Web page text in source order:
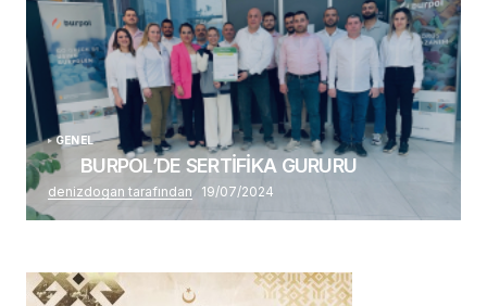
GENEL
BURPOL’DE SERTİFİKA GURURU
denizdogan tarafından 19/07/2024